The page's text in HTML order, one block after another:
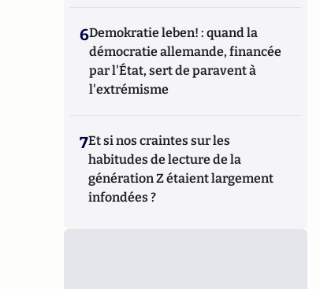
6Demokratie leben! : quand la
démocratie allemande, financée
par l'État, sert de paravent à
l'extrémisme
7Et si nos craintes sur les
habitudes de lecture de la
génération Z étaient largement
infondées ?